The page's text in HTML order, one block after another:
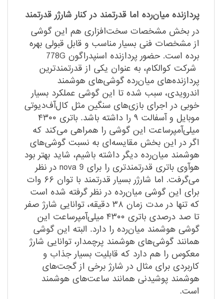
پردازنده میان‌رده اما قدرتمند در کنار شارژر قدرتمند
در بخش مشخصات سخت‌افزاری هم این گوشی
از مشخصات فنی بسیار مناسب و قابل قبولی بهره
برده است. حضور پردازنده اسنپدراگون 778G
شرکت کوالکام، به عنوان یکی از قدرتمند‌ترین
پردازنده‌های میان‌رده گوشی‌های هوشمند
اندرویدی، سبب شده تا این گوشی عملکرد بسیار
خوبی در اجرای بازی‌های سنگین مثل کال‌آف‌دیوتی
موبایل و آسفالت ۹ را داشته باشد. باتری ۴۳۰۰
میلی‌آمپر‌ساعت این گوشی را همراهی می‌کند که
اگر در این بخش مقایسه‌ای به نسبت گوشی‌های
هوشمند میان‌رده دیگر داشته باشیم، شاید بهتر بود
هوآوی باتری قدرتمند‌تری را برای ‌nova 9 در نظر
می‌گرفت. اما شارژر بسیار قدرتمند با توان ۶۶ وات
برای این گوشی میان‌رده در نظر گرفته شده است
که تنها در مدت زمان ۳۸ دقیقه، توانایی شارژ صفر
تا صد درصدی باتری ۴۳۰۰ میلی‌آمپر‌ساعت این
گوشی هوشمند میان‌رده را دارد. البته این گوشی
همانند گوشی‌های هوشمند پرچمدار، توانایی شارژ
معکوس را هم دارد که قابلیت بسیار جذاب و
کاربردی برای مثال در شارژ برخی از گجت‌های
هوشمند پوشیدنی همانند ساعت‌های هوشمند
است.